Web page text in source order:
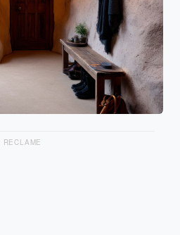
RECLAME